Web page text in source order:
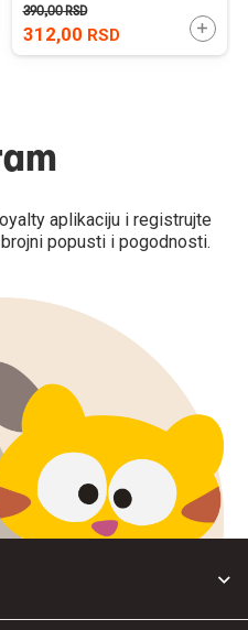
U KORPU
312,00 RSD
390,00RSD
aplikaciju i registrujte
popusti i pogodnosti.